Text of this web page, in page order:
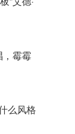
，霉霉
么风格